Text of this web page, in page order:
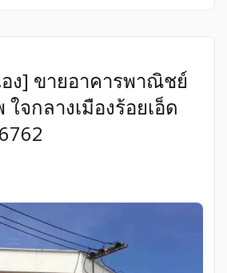
นหลากหลายรูปแบบ เช่น Showroom,
งาน นอกเหนือจาก nightclub สามารถ
อง] ขายอาคารพาณิชย์
จกลางเมืองร้อยเอ็ด